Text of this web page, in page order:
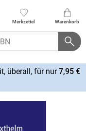
Merkzettel Warenkorb
überall, für nur7,95 €